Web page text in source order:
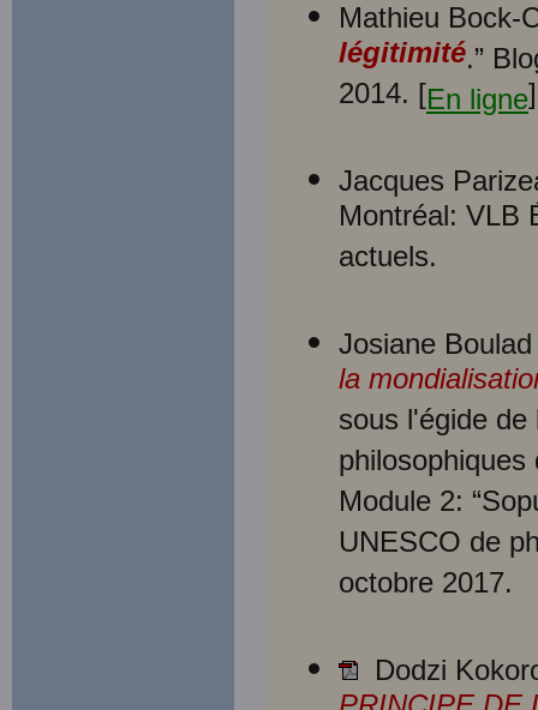
Mathieu Bock-
légitimité.”
2014. [En ligne
Jacques
Montréal: VLB
actuels.
Josiane
la
sous l'égide
Module 2:
UNESCO de
octobre 2017.
Dodzi